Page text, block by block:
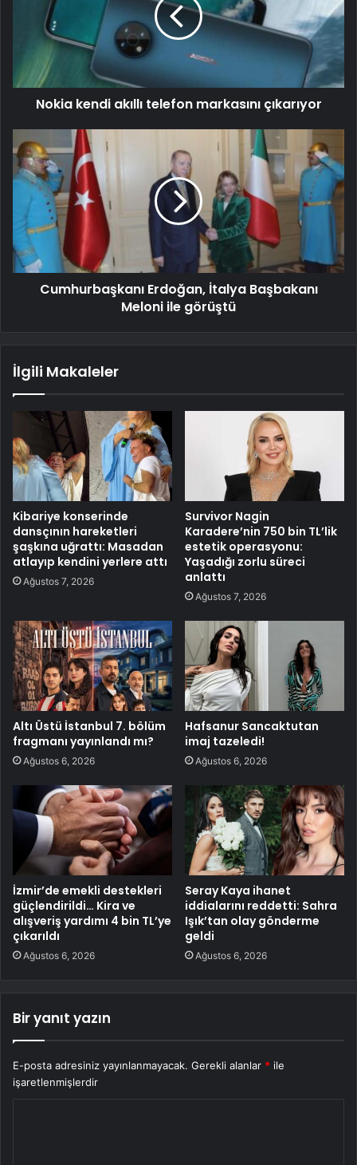
Nokia kendi akıllı telefon markasını çıkarıyor
Cumhurbaşkanı Erdoğan, İtalya Başbakanı
Meloni ile görüştü
İlgili Makaleler
Kibariye konserinde
dansçının hareketleri
şaşkına uğrattı: Masadan
atlayıp kendini yerlere attı
Ağustos 7, 2026
Survivor Nagin
Karadere’nin 750 bin TL’lik
estetik operasyonu:
Yaşadığı zorlu süreci
anlattı
Ağustos 7, 2026
Altı Üstü İstanbul 7. bölüm
fragmanı yayınlandı mı?
Ağustos 6, 2026
Hafsanur Sancaktutan
imaj tazeledi!
Ağustos 6, 2026
İzmir’de emekli destekleri
güçlendirildi… Kira ve
alışveriş yardımı 4 bin TL’ye
çıkarıldı
Ağustos 6, 2026
Seray Kaya ihanet
iddialarını reddetti: Sahra
Işık’tan olay gönderme
geldi
Ağustos 6, 2026
Bir yanıt yazın
E-posta adresiniz yayınlanmayacak. Gerekli alanlar * ile
işaretlenmişlerdir